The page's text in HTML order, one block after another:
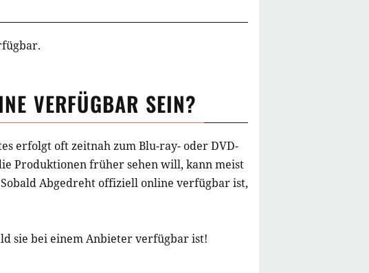
VERFÜGBAR SEIN?
erfolgt oft zeitnah zum Blu-ray- oder DVD-
Produktionen früher sehen will, kann meist
Abgedreht offiziell online verfügbar ist,
sie bei einem Anbieter verfügbar ist!